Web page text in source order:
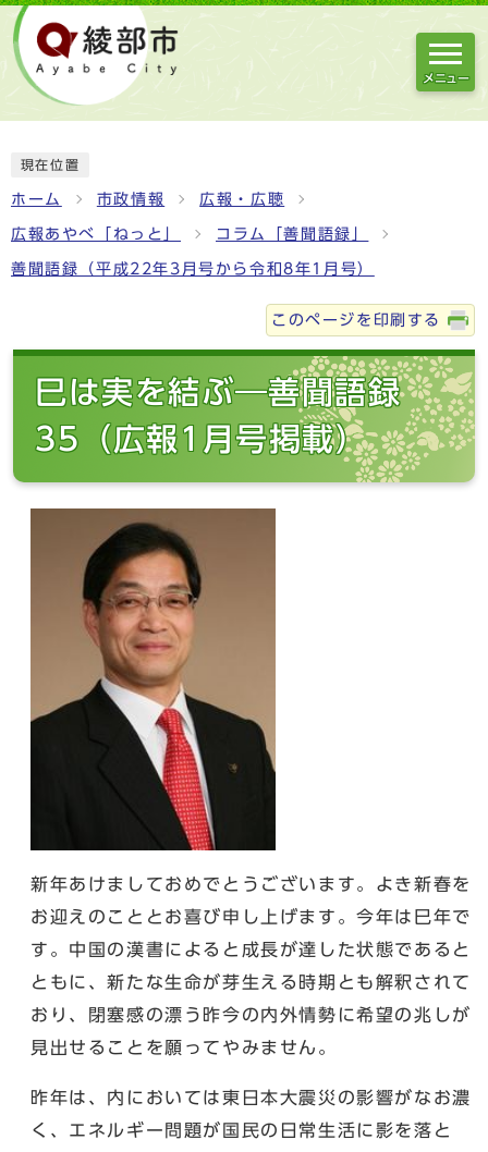
メニュー
現在位置
ホーム 市政情報 広報・広聴
広報あやべ「ねっと」 コラム「善聞語録」
善聞語録（平成22年3月号から令和8年1月号）
このページを印刷する
巳は実を結ぶ―善聞語録
35（広報1月号掲載）
新年あけましておめでとうございます。よき新春を
お迎えのこととお喜び申し上げます。今年は巳年で
す。中国の漢書によると成長が達した状態であると
ともに、新たな生命が芽生える時期とも解釈されて
おり、閉塞感の漂う昨今の内外情勢に希望の兆しが
見出せることを願ってやみません。
昨年は、内においては東日本大震災の影響がなお濃
く、エネルギー問題が国民の日常生活に影を落と